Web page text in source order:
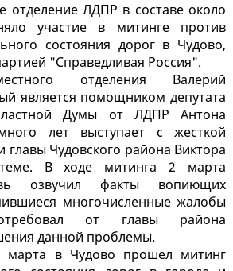
отделение ЛДПР в составе около
участие в митинге против
состояния дорог в Чудово,
"Справедливая Россия".
отделения Валерий
является помощником депутата
Думы от ЛДПР Антона
лет выступает с жесткой
главы Чудовского района Виктора
В ходе митинга 2 марта
озвучил факты вопиющих
многочисленные жалобы
от главы района
данной проблемы.
в Чудово прошел митинг